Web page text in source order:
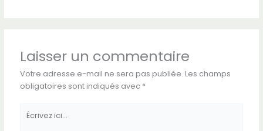
Laisser un commentaire
Votre adresse e-mail ne sera pas publiée. Les champs
obligatoires sont indiqués avec *
Écrivez
ici…